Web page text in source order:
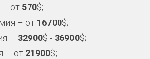
– от 570$;
– от 16700$;
– 32900$ - 36900$;
– от 21900$;